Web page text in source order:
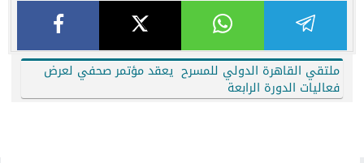
ملتقي القاهرة الدولي للمسرح يعقد مؤتمر صحفي لعرض
فعاليات الدورة الرابعة